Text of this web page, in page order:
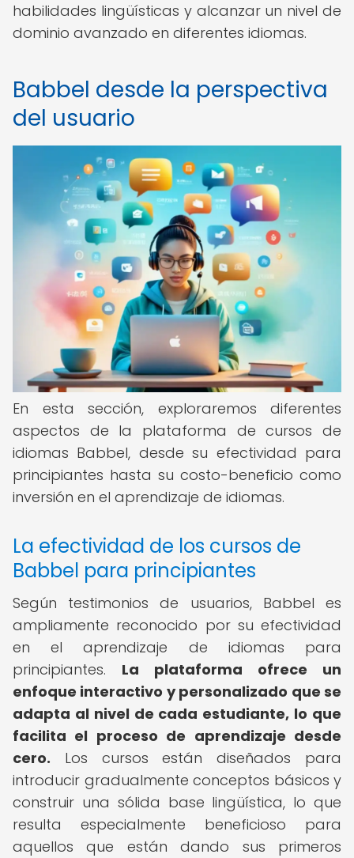
habilidades lingüísticas y alcanzar un nivel de
dominio avanzado en diferentes idiomas.
Babbel desde la perspectiva
del usuario
En esta sección, exploraremos diferentes
aspectos de la plataforma de cursos de
idiomas Babbel, desde su efectividad para
principiantes hasta su costo-beneficio como
inversión en el aprendizaje de idiomas.
La efectividad de los cursos de
Babbel para principiantes
Según testimonios de usuarios, Babbel es
ampliamente reconocido por su efectividad
en el aprendizaje de idiomas para
principiantes. La plataforma ofrece un
enfoque interactivo y personalizado que se
adapta al nivel de cada estudiante, lo que
facilita el proceso de aprendizaje desde
cero. Los cursos están diseñados para
introducir gradualmente conceptos básicos y
construir una sólida base lingüística, lo que
resulta especialmente beneficioso para
aquellos que están dando sus primeros